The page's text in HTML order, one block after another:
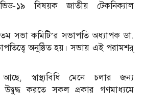
১৯ বিষয়ক জাতীয় টেকনিক্যাল
সভা কমিটি’র সভাপতি অধ্যাপক ডা.
অনুষ্ঠিত হয়। সভায় এই পরামশর্
স্বাস্থ্যবিধি মেনে চলার জন্য
করতে সকল প্রকার গণমাধ্যমে